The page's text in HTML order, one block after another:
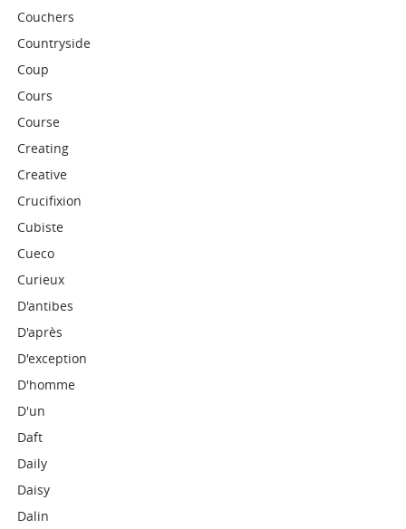
Couchers
Countryside
Coup
Cours
Course
Creating
Creative
Crucifixion
Cubiste
Cueco
Curieux
D'antibes
D'après
D'exception
D'homme
D'un
Daft
Daily
Daisy
Dalin